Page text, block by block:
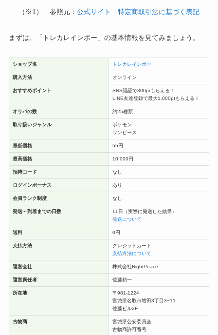
（※1） 参照元： 公式サイト 特定商取引法に基づく表記
まずは、「トレカレインボー」の基本情報を見てみましょう。
ショップ名 トレカレインボー
購入方法 オンライン
おすすめポイント
SNS認証で300prもらえる！
LINE友達登録で最大1,000ptもらえる！
オリパの数 約25種類
取り扱いジャンル
ポケモン
ワンピース
最低価格 55円
最高価格 10,000円
招待コード なし
ログインボーナス あり
会員ランク制度 なし
発送～到着までの日数
11日（実際に発送した結果）
発送について
送料 0円
支払方法
クレジットカード
支払方法について
運営会社 株式会社RightPeace
運営責任者 佐藤精一
所在地
〒981-1224
宮城県名取市増田3丁目3−11
佐藤ビル2F
古物商
宮城県公安委員会
古物商許可番号